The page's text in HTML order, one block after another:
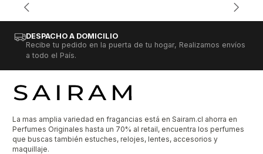
DESPACHO A DOMICILIO
Recibe tu pedido en la puerta de tu hogar, Realizamos envíos
a todo el País.
La mas amplia variedad en fragancias está en Sairam.cl ahorra en
Perfumes Originales hasta un 70% al retail, encuentra los perfumes
que buscas también estuches, relojes, lentes, accesorios y
maquillaje.